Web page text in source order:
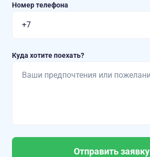
Номер телефона
Куда хотите поехать?
Отправить заявку